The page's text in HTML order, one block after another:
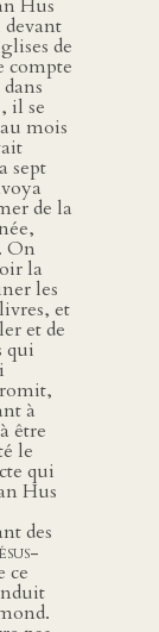
Hus
devant
de
compte
il se
mois
sept
de la
On
la
les
et
et de
qui
à
être
le
qui
Hus
des
ce